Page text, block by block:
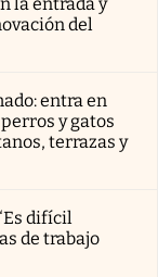
del
entra en
y gatos
terrazas y
difícil
de trabajo